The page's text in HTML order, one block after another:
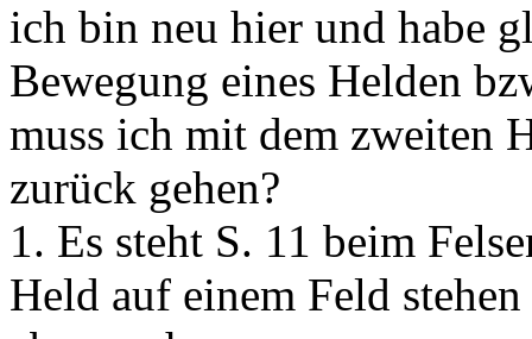
ich bin neu hier und habe
Bewegung eines Helden
muss ich mit dem zweiten
zurück gehen?
1. Es steht S. 11 beim
Held auf einem Feld